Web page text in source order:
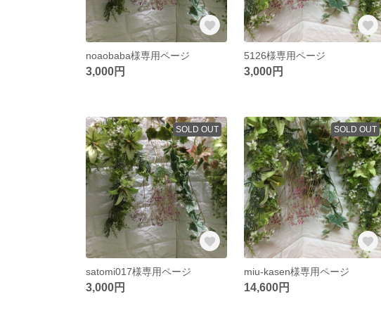
noaobaba様専用ページ
3,000円
5126様専用ページ
3,000円
SOLD OUT
satomi017様専用ページ
3,000円
SOLD OUT
miu-kasen様専用ページ
14,600円